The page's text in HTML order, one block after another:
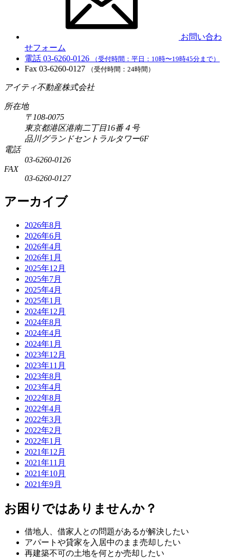
お問い合わ
せフォーム
電話 03-6260-0126 （受付時間：平日：10時〜19時45分まで）
Fax 03-6260-0127 （受付時間：24時間）
アイティ不動産株式会社
所在地
〒108-0075
東京都港区港南二丁目16番４号
品川グランドセントラルタワー6F
電話
03-6260-0126
FAX
03-6260-0127
アーカイブ
2026年8月
2026年6月
2026年4月
2026年1月
2025年12月
2025年7月
2025年4月
2025年1月
2024年12月
2024年8月
2024年4月
2024年1月
2023年12月
2023年11月
2023年8月
2023年4月
2022年8月
2022年4月
2022年3月
2022年2月
2022年1月
2021年12月
2021年11月
2021年10月
2021年9月
お困りではありませんか？
借地人、借家人との問題があるが解決したい
アパートや貸家を入居中のまま売却したい
再建築不可の土地を何とか売却したい